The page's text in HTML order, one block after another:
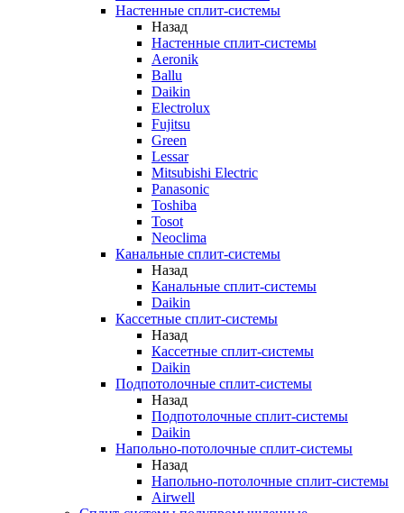
Настенные сплит-системы
Назад
Настенные сплит-системы
Aeronik
Ballu
Daikin
Electrolux
Fujitsu
Green
Lessar
Mitsubishi Electric
Panasonic
Toshiba
Tosot
Neoclima
Канальные сплит-системы
Назад
Канальные сплит-системы
Daikin
Кассетные сплит-системы
Назад
Кассетные сплит-системы
Daikin
Подпотолочные сплит-системы
Назад
Подпотолочные сплит-системы
Daikin
Напольно-потолочные сплит-системы
Назад
Напольно-потолочные сплит-системы
Airwell